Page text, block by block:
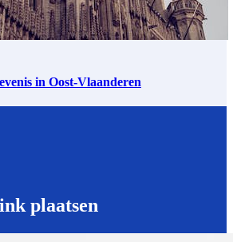
in Oost-Vlaanderen
plaatsen